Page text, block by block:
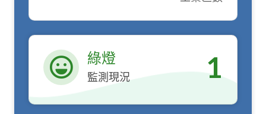
綠燈
綠燈
監測現況 1